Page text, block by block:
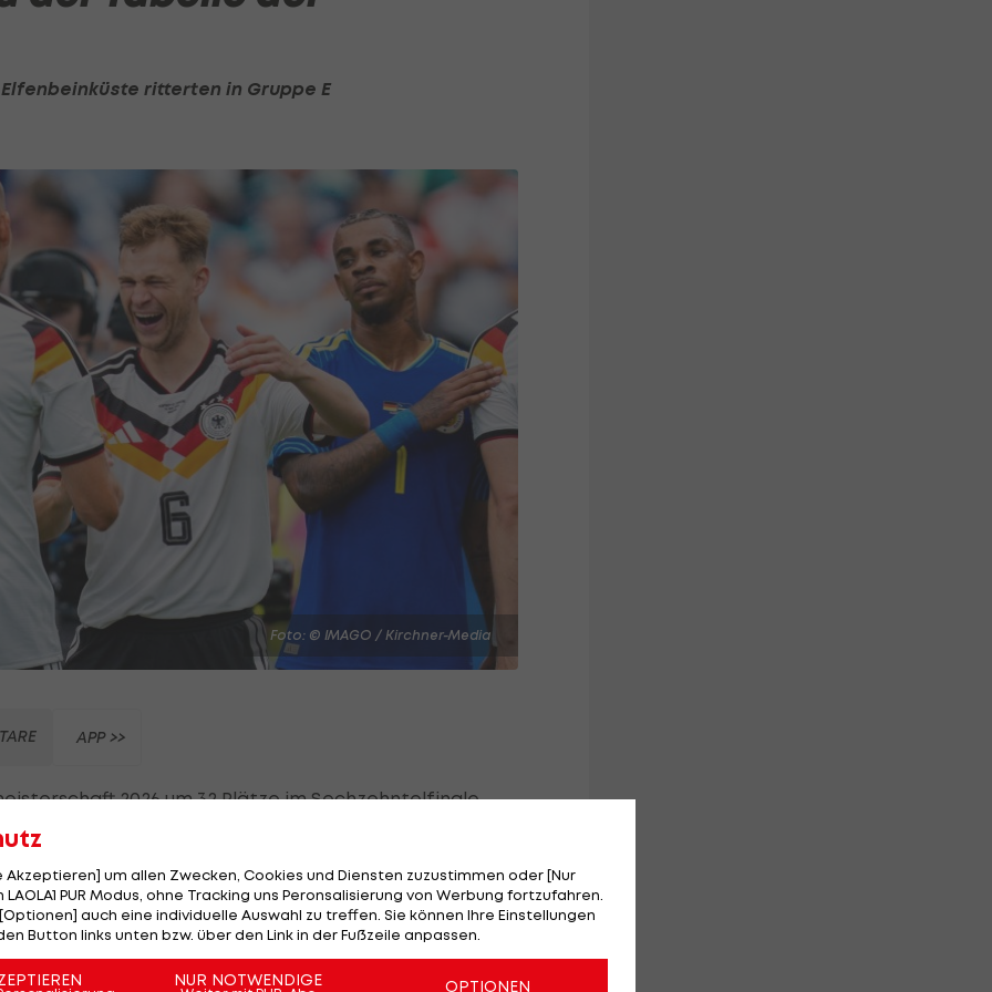
ritterten in Gruppe E
Foto: © IMAGO / Kirchner-Media
APP >>
2026 um 32 Plätze im Sechzehntelfinale.
und Ecuador den Aufstieg schaffen.
hat sein Ticket für die K.o.-Phase sicher. Auch die acht
das Sechzehntelfinale.
Akzeptieren] um allen Zwecken, Cookies und Diensten zuzustimmen oder [Nur
PUR Modus, ohne Tracking uns Peronsalisierung von Werbung fortzufahren.
auch eine individuelle Auswahl zu treffen. Sie können Ihre Einstellungen
Button links unten bzw. über den Link in der Fußzeile anpassen.
NUR NOTWENDIGE OPTIONEN